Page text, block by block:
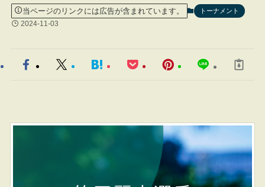
当ページのリンクには広告が含まれています。 トーナメント
2024-11-03